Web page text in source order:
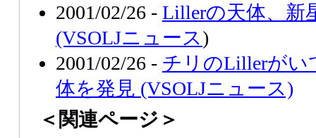
2001/02/26 - Lillerの天体、新
(VSOLJニュース)
2001/02/26 - チリのLillerがい
体を発見 (VSOLJニュース)
＜関連ページ＞